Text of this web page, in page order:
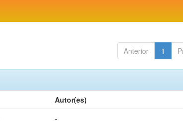
Anterior 1
Autor(es)
-